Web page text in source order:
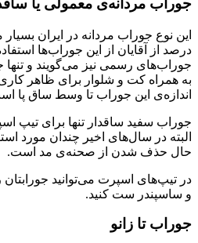
جوراب مردانه‌ی معمولی یا
درصد از آقایان از این جوراب‌ها
جوراب‌های رسمی نیز می‌گویند و
به همراه کت و شلوار برای ظاهر
اندازه‌‌ی این جوراب تا وسط ساق پا
جوراب سفید ساقدار تنها برای تیپ
البته در سال‌های اخیر چندان مورد
حال حذف شدن از صحنه‌ی مد است.
در تیپ‌های اسپرت می‌توانید جورابتان
و ساسپندر ست کنید.
جوراب تا زانو